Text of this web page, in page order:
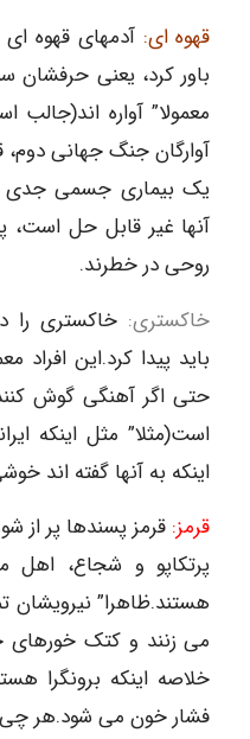
قهوه ای: آدمهای قهوه
باور کرد، یعنی حرفشان
معمولا” آواره اند(جالب
آوارگان جنگ جهانی دوم،
یک بیماری جسمی جدی
آنها غیر قابل حل
روحی در خطرند.
خاکستری: خاکستری را
باید پیدا کرد.این افراد
حتی اگر آهنگی گوش
است(مثلا” مثل اینکه
اینکه به آنها گفته اند
قرمز: قرمز پسندها پر از
پرتکاپو و شجاع، اهل
هستند.ظاهرا”
می زنند و کتک
خلاصه اینکه برونگرا
فشار خون می شود.هر چی